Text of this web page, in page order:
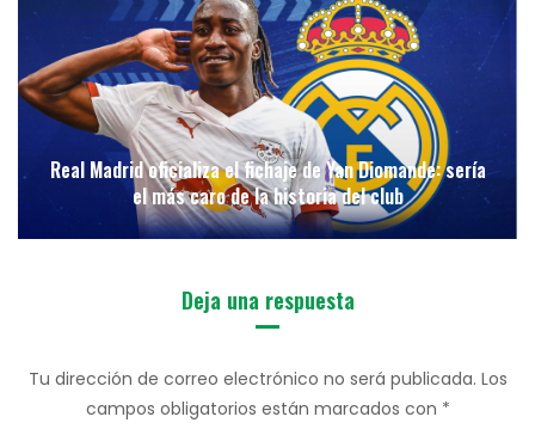
Real Madrid oficializa el fichaje de Yan Diomande: sería
el más caro de la historia del club
Deja una respuesta
Tu dirección de correo electrónico no será publicada. Los
campos obligatorios están marcados con *